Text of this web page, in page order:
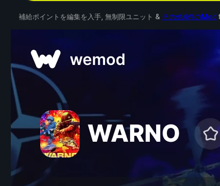
補給ポイントを編集を入手, 無制限ユニット & その他4件のMod